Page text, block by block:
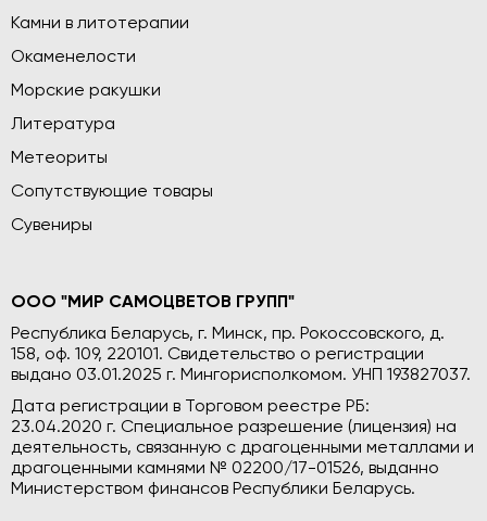
Камни в литотерапии
Окаменелости
Морские ракушки
Литература
Метеориты
Сопутствующие товары
Сувениры
ООО "МИР САМОЦВЕТОВ ГРУПП"
Республика Беларусь, г. Минск, пр. Рокоссовского, д.
158, оф. 109, 220101. Свидетельство о регистрации
выдано 03.01.2025 г. Мингорисполкомом. УНП 193827037.
Дата регистрации в Торговом реестре РБ:
23.04.2020 г. Специальное разрешение (лицензия) на
деятельность, связанную с драгоценными металлами и
драгоценными камнями № 02200/17-01526, выданно
Министерством финансов Республики Беларусь.